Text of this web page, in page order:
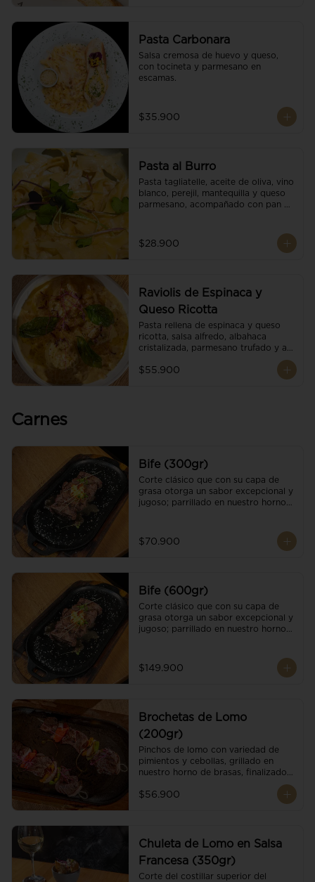
Pasta Carbonara
Salsa cremosa de huevo y queso,
con tocineta y parmesano en
escamas.
$35.900
Pasta al Burro
Pasta tagliatelle, aceite de oliva, vino
blanco, perejil, mantequilla y queso
parmesano, acompañado con pan
$28.900
Raviolis de Espinaca y
Queso Ricotta
Pasta rellena de espinaca y queso
ricotta, salsa alfredo, albahaca
cristalizada, parmesano trufado y ajo
$55.900
Carnes
Bife (300gr)
Corte clásico que con su capa de
grasa otorga un sabor excepcional y
jugoso; parrillado en nuestro horno
cristales de sal y mantequilla de ajo
y pimientos. Una guarnición a
$70.900
Bife (600gr)
Corte clásico que con su capa de
grasa otorga un sabor excepcional y
jugoso; parrillado en nuestro horno
cristales de sal y mantequilla de ajo
y pimientos. Dos guarniciones a
$149.900
Brochetas de Lomo
(200gr)
Pinchos de lomo con variedad de
pimientos y cebollas, grillado en
nuestro horno de brasas, finalizado
con cristales de sal. Acompañado de
salsa criolla.
$56.900
Chuleta de Lomo en Salsa
Francesa (350gr)
Corte del costillar superior del